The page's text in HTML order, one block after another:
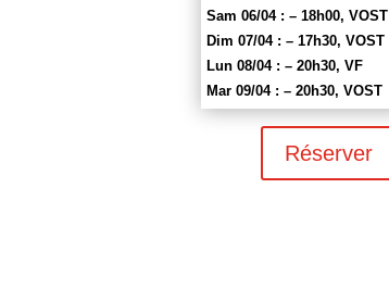
Sam 06/04 : – 18h00, VOST
Dim 07/04 : – 17h30, VOST
Lun 08/04 : – 20h30, VF
Mar 09/04 : – 20h30, VOST
Réserver